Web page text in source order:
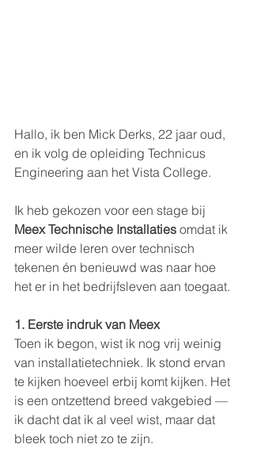
Hallo, ik ben Mick Derks, 22 jaar oud,
en ik volg de opleiding Technicus
Engineering aan het Vista College.
Ik heb gekozen voor een stage bij
Meex Technische Installaties omdat ik
meer wilde leren over technisch
tekenen én benieuwd was naar hoe
het er in het bedrijfsleven aan toegaat.
1. Eerste indruk van Meex
Toen ik begon, wist ik nog vrij weinig
van installatietechniek. Ik stond ervan
te kijken hoeveel erbij komt kijken. Het
is een ontzettend breed vakgebied —
ik dacht dat ik al veel wist, maar dat
bleek toch niet zo te zijn.